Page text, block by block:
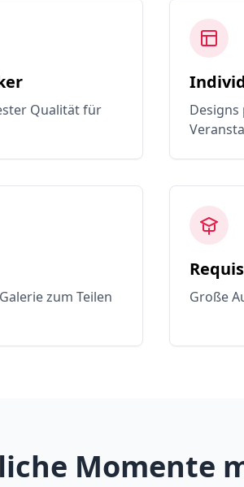
Qualität für
Designs
zum Teilen
Große
Momente